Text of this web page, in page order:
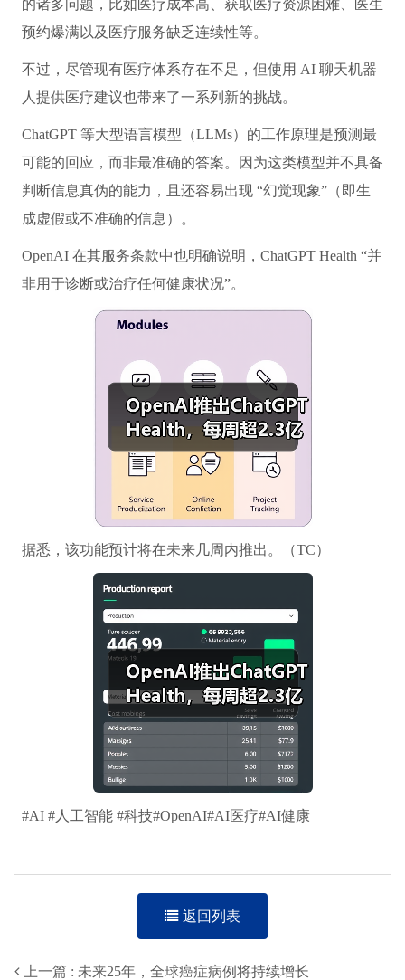
的诸多问题，比如医疗成本高、获取医疗资源困难、医生
预约爆满以及医疗服务缺乏连续性等。
不过，尽管现有医疗体系存在不足，但使用 AI 聊天机器
人提供医疗建议也带来了一系列新的挑战。
ChatGPT 等大型语言模型（LLMs）的工作原理是预测最
可能的回应，而非最准确的答案。因为这类模型并不具备
判断信息真伪的能力，且还容易出现 “幻觉现象”（即生
成虚假或不准确的信息）。
OpenAI 在其服务条款中也明确说明，ChatGPT Health “并
非用于诊断或治疗任何健康状况”。
据悉，该功能预计将在未来几周内推出。（TC）
#AI #人工智能 #科技#OpenAI#AI医疗#AI健康
返回列表
上一篇 : 未来25年，全球癌症病例将持续增长